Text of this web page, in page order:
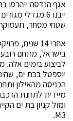
שטחי מסחר, תעסוקה
אחרי 14 שנים,
בישראל, מתחם רובע
לביצוע בימים אלה.
יוספטל בבת ים,
הכניסה מהאילון
מיידית לתחנת
ומול קניון בת ים
M3.